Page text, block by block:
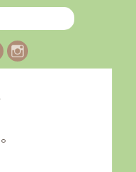
Instagram